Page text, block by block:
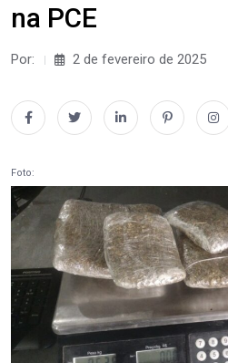
na PCE
Por: 2 de fevereiro de 2025
Foto: